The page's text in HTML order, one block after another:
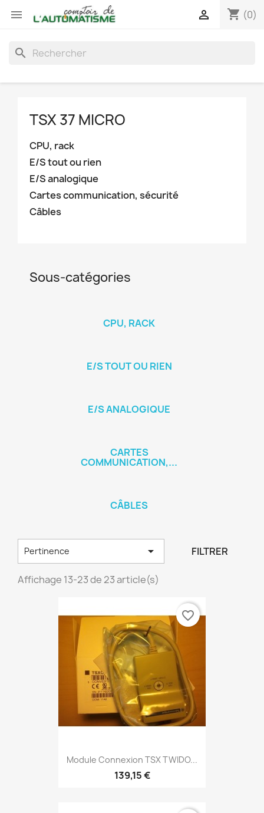
 shopping_cart (0)

search
TSX 37 MICRO
CPU, rack
E/S tout ou rien
E/S analogique
Cartes communication, sécurité
Câbles
Sous-catégories
CPU, RACK
E/S TOUT OU RIEN
E/S ANALOGIQUE
CARTES
COMMUNICATION,...
CÂBLES
Pertinence  FILTRER
Affichage 13-23 de 23 article(s)
Module Connexion TSX TWIDO...
139,15 €
favorite_border